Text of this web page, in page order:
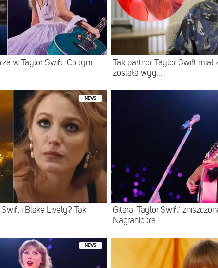
w Taylor Swift. Co tym
Tak partner Taylor Swift
została wyg...
NEWS
i Blake Lively? Tak
Gitara 'Taylor Swift’
Nagranie tra...
NEWS